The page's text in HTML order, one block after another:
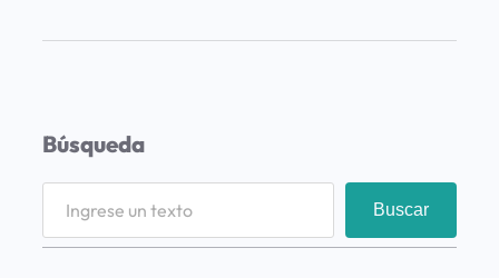
n
d
a
p
Búsqueda
Buscar